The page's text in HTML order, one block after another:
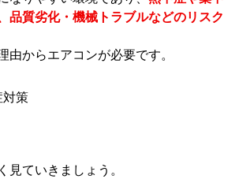
品質劣化・機械トラブルなどのリスク
由からエアコンが必要です。
対策
見ていきましょう。